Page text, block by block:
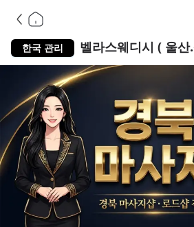
한국 관리 벨라스웨디시 ( 울산